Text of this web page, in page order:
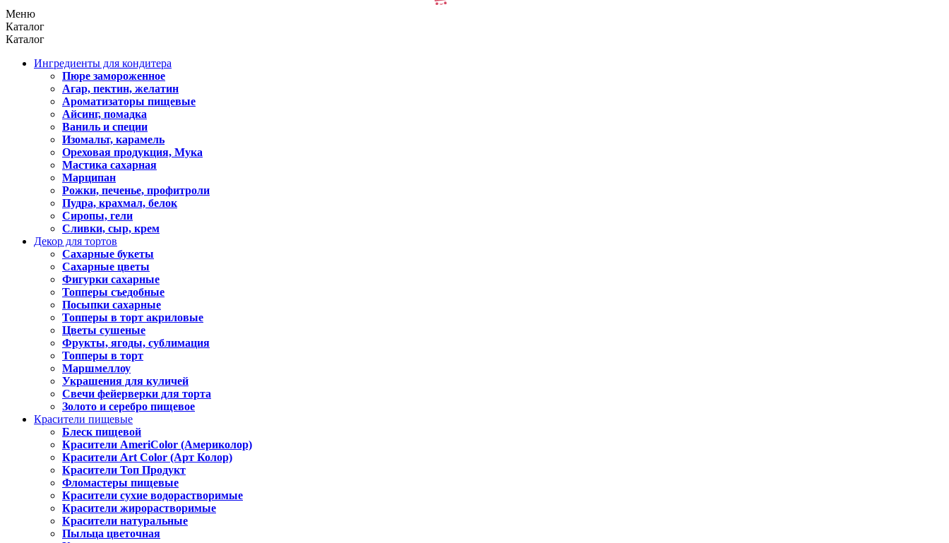
Меню
Каталог
Каталог
Ингредиенты для кондитера
Пюре замороженное
Агар, пектин, желатин
Ароматизаторы пищевые
Айсинг, помадка
Ваниль и специи
Изомальт, карамель
Ореховая продукция, Мука
Мастика сахарная
Марципан
Рожки, печенье, профитроли
Пудра, крахмал, белок
Сиропы, гели
Сливки, сыр, крем
Декор для тортов
Сахарные букеты
Сахарные цветы
Фигурки сахарные
Топперы съедобные
Посыпки сахарные
Топперы в торт акриловые
Цветы сушеные
Фрукты, ягоды, сублимация
Топперы в торт
Маршмеллоу
Украшения для куличей
Свечи фейерверки для торта
Золото и серебро пищевое
Красители пищевые
Блеск пищевой
Красители AmeriColor (Америколор)
Красители Art Color (Арт Колор)
Красители Топ Продукт
Фломастеры пищевые
Красители сухие водорастворимые
Красители жирорастворимые
Красители натуральные
Пыльца цветочная